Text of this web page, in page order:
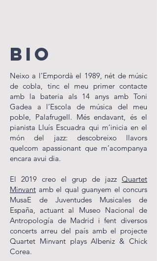
Bio
Neixo a l’Empordà el 1989, nét de músic
de cobla, tinc el meu primer contacte
amb la bateria als 14 anys amb Toni
Gadea a l’Escola de música del meu
poble, Palafrugell. Més endavant, és el
pianista Lluís Escuadra qui m’inicia en el
món del jazz: descobreixo llavors
quelcom apassionant que m’acompanya
encara avui dia.
El 2019 creo el grup de jazz Quartet
Minvant amb el qual guanyem el concurs
MusaE de Juventudes Musicales de
España, actuant al Museo Nacional de
Antropología de Madrid i fent diversos
concerts arreu del país amb el projecte
Quartet Minvant plays Albeniz & Chick
Corea.